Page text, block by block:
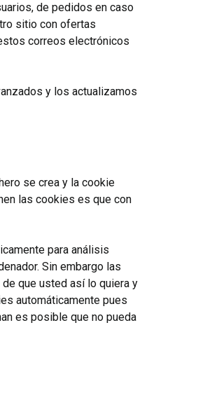
de pedidos en caso
sitio con ofertas
correos electrónicos
y los actualizamos
se crea y la cookie
las cookies es que con
para análisis
Sin embargo las
que usted así lo quiera y
automáticamente pues
es posible que no pueda